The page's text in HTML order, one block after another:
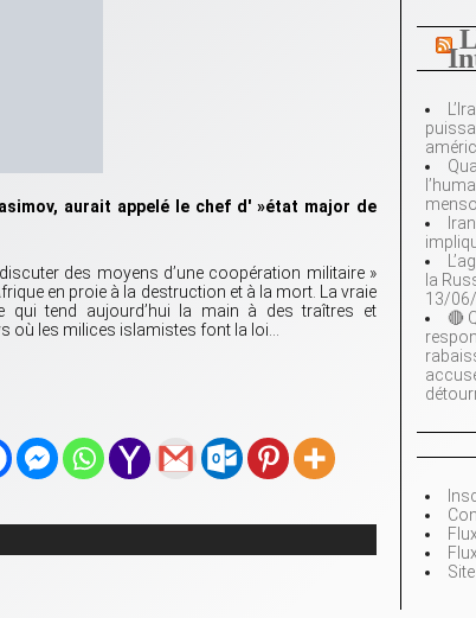
la
13/
🔴
aurait appelé le chef d' »état major de
des moyens d’une coopération militaire »
en proie à la destruction et à la mort. La vraie
qui tend aujourd’hui la main à des traîtres et
où les milices islamistes font la loi…